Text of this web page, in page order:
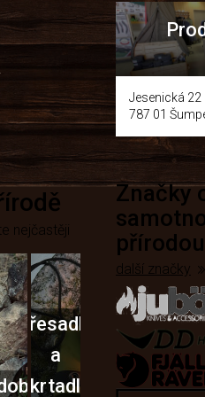
Jesenická 22
787 01
nejčastěji
Křesadla
a
škrtadla
Značky
přírodou
další značky